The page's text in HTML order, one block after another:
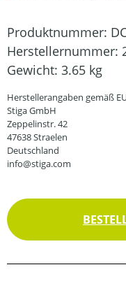
Produktnummer:
Herstellernummer:
Gewicht: 3.65 kg
Herstellerangaben gemäß
Stiga GmbH
Zeppelinstr. 42
47638 Straelen
Deutschland
info@stiga.com